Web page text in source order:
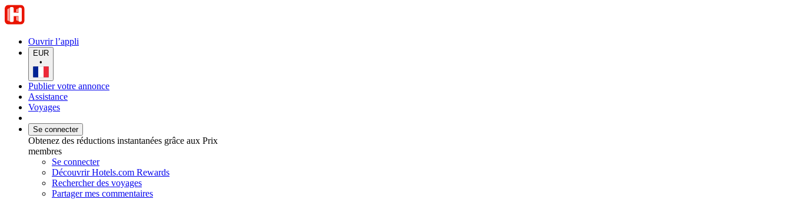
Ouvrir l’appli
EUR
•
Publier votre annonce
Assistance
Voyages
Se connecter
Obtenez des réductions instantanées grâce aux Prix
membres
Se connecter
Découvrir Hotels.com Rewards
Rechercher des voyages
Partager mes commentaires